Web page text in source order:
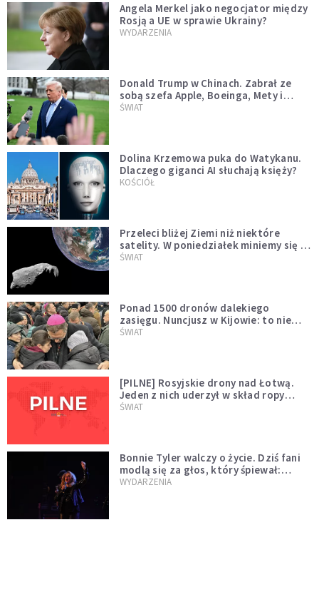
Angela Merkel jako negocjator między
Rosją a UE w sprawie Ukrainy?
WYDARZENIA
Donald Trump w Chinach. Zabrał ze
sobą szefa Apple, Boeinga, Mety i
Muska
ŚWIAT
Dolina Krzemowa puka do Watykanu.
Dlaczego giganci AI słuchają księży?
KOŚCIÓŁ
Przeleci bliżej Ziemi niż niektóre
satelity. W poniedziałek miniemy się z
asteroidą, która poprzedzi znacznie
ŚWIAT
Ponad 1500 dronów dalekiego
zasięgu. Nuncjusz w Kijowie: to nie
wygląda na wolę zakończenia wojny
ŚWIAT
[PILNE] Rosyjskie drony nad Łotwą.
Jeden z nich uderzył w skład ropy
naftowej
ŚWIAT
Bonnie Tyler walczy o życie. Dziś fani
modlą się za głos, który śpiewał:
"Lord, help me"
WYDARZENIA